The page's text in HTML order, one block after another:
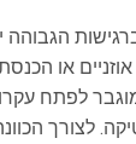
הגבוהה
אוזניים או
לפתח
לצורך